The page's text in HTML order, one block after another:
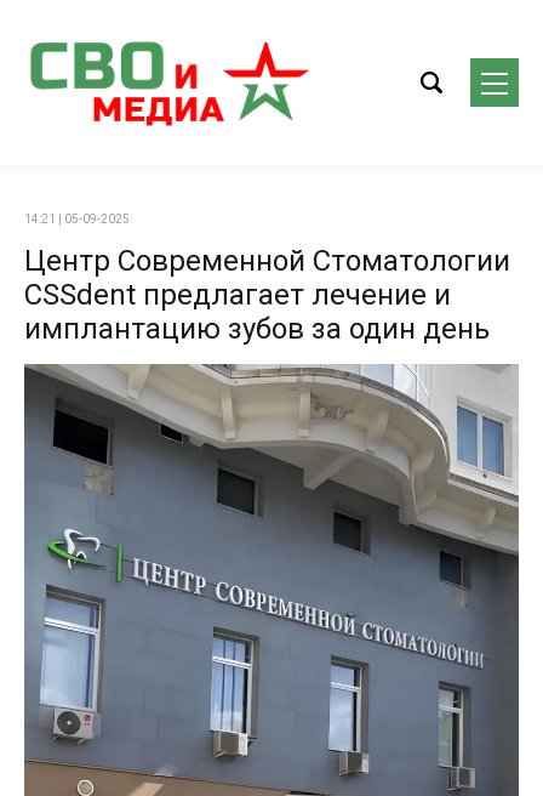
14:21 | 05-09-2025
Центр Современной Стоматологии
CSSdent предлагает лечение и
имплантацию зубов за один день